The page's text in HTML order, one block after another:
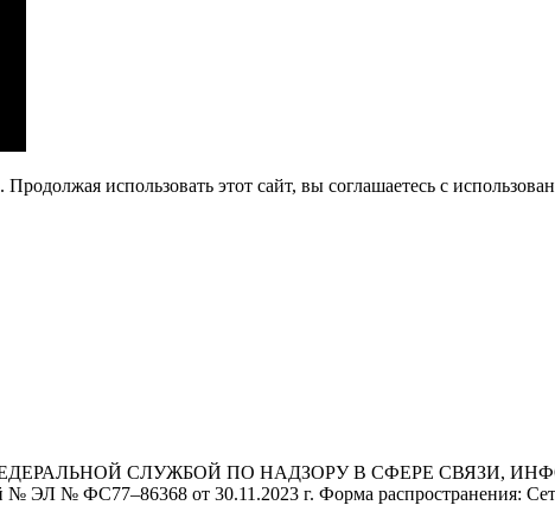
использовать этот сайт, вы соглашаетесь с
ФЕДЕРАЛЬНОЙ СЛУЖБОЙ ПО НАДЗОРУ В СФЕРЕ
от 30.11.2023 г. Форма распространения: